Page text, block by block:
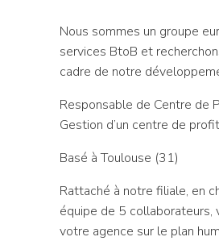
Nous sommes un groupe
services BtoB et
cadre de notre
Responsable de Centre de
Gestion d’un centre de
Basé à Toulouse (31)
Rattaché à notre filiale, en
équipe de 5 collaborateurs,
votre agence sur le plan